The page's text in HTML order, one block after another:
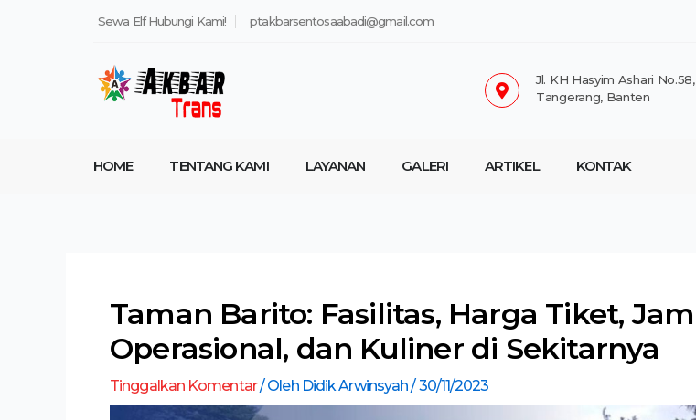
Sewa Elf Hubungi Kami! ptakbarsentosaabadi@gmail.com
Jl. KH Hasyim Ashari No.58,
Tangerang, Banten
HOME TENTANG KAMI LAYANAN GALERI ARTIKEL KONTAK
Taman Barito: Fasilitas, Harga Tiket, Jam
Operasional, dan Kuliner di Sekitarnya
Tinggalkan Komentar/ Oleh Didik Arwinsyah/30/11/2023